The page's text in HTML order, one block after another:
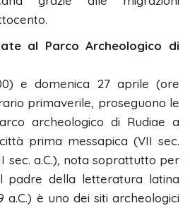
al Parco Archeologico di
e domenica 27 aprile (ore
primaverile, proseguono le
archeologico di Rudiae a
prima messapica (VII sec.
sec. a.C.), nota soprattutto per
padre della letteratura latina
a.C.) è uno dei siti archeologici